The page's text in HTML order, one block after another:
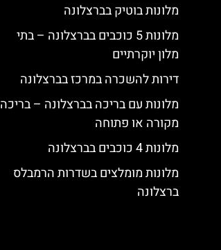
מלונות בוטיק בברצלונה
מלונות 5 כוכבים בברצלונה – בתי
מלון יוקרתיים
דירות להשכרה במרכז בברצלונה
מלונות עם בריכה בברצלונה – בריכה
מקורה או פתוחה
מלונות 4 כוכבים בברצלונה
מלונות מומלצים בשדרות הרמבלס
ברצלונה